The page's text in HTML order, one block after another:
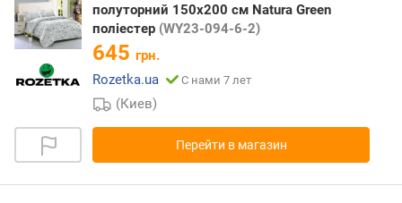
полуторний 150x200 см Natura Green
поліестер (WY23-094-6-2)
645 грн.
Rozetka.ua
С нами 7 лет
(Киев)
Перейти в магазин